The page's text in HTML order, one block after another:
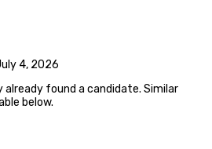
4, 2026
already found a candidate. Similar
below.